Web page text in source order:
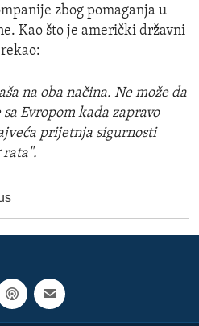
zbog pomaganja u
Kao što je američki državni
na oba načina. Ne može da
Evropom kada zapravo
prijetnja sigurnosti
rata".